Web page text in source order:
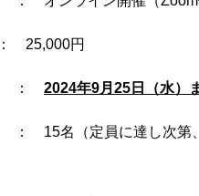
： 25,000円
： 2024年9月 25 日（水）
： 15名（定員に達し次第